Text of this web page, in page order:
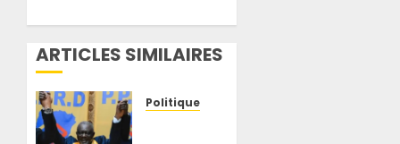
ARTICLES SIMILAIRES
Politique